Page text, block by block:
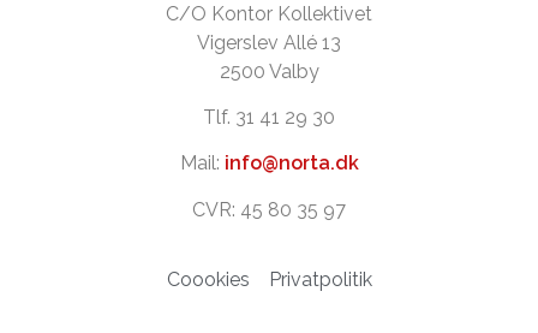
C/O Kontor Kollektivet
Vigerslev Allé 13
2500 Valby
Tlf. 31 41 29 30
Mail: info@norta.dk
CVR: 45 80 35 97
Coookies Privatpolitik